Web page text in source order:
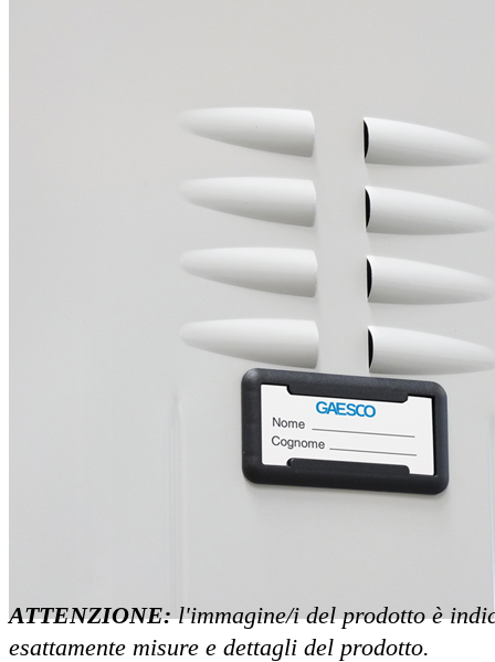
ATTENZIONE:l'immagine/i del prodotto è
esattamente misure e dettagli del prodotto.